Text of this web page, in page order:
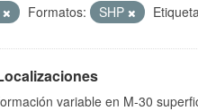
Formatos: SHP
variable en M-30